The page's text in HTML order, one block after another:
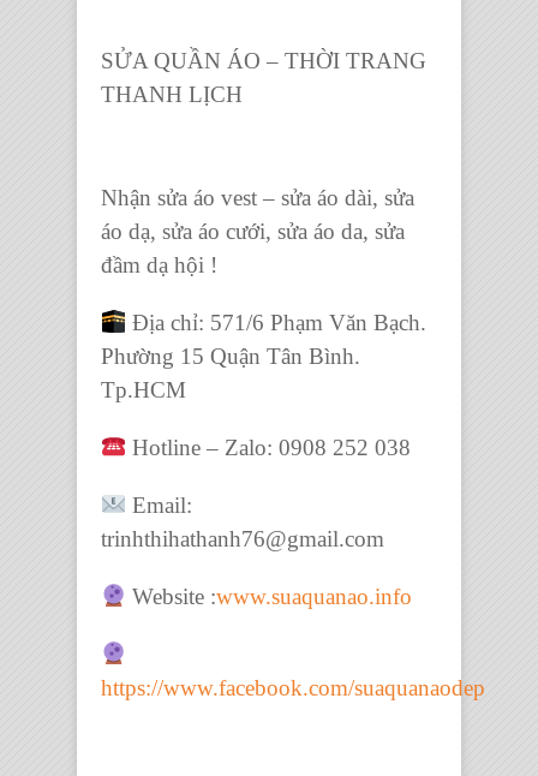
SỬA QUẦN ÁO – THỜI TRANG
THANH LỊCH
Nhận sửa áo vest – sửa áo dài, sửa
áo dạ, sửa áo cưới, sửa áo da, sửa
đầm dạ hội !
Địa chỉ: 571/6 Phạm Văn Bạch.
Phường 15 Quận Tân Bình.
Tp.HCM
Hotline – Zalo: 0908 252 038
Email:
trinhthihathanh76@gmail.com
Website :www.suaquanao.info
https://www.facebook.com/suaquanaodep